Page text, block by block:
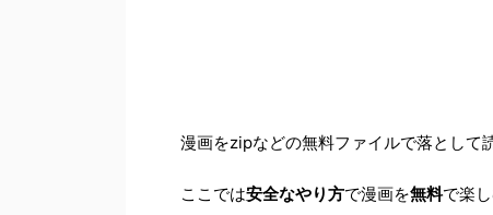
漫画をzipなどの無料ファイルで落として
ここでは安全なやり方で漫画を無料で楽